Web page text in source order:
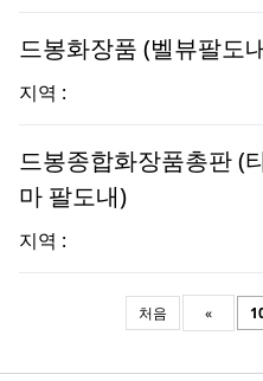
드봉화장품 (벨뷰팔도
지역 :
드봉종합화장품총판 (
마 팔도내)
지역 :
처음 «